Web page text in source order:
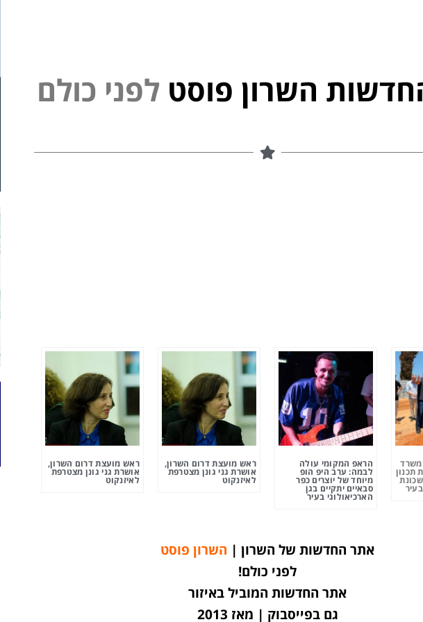
השרון פוסט לפני כולם
תכנון
הראפ המקומי עולה
לבמה: ערב היפ הופ
מיוחד של יוצרים כפר
סבאיים יתקיים בגן
הארכיאולוגי בעיר
ראש מועצת דרום השרון,
אושרת גני גונן מצטרפת
לאיזנקוט
ראש מועצת דרום השרון,
אושרת גני גונן מצטרפת
לאיזנקוט
אתר החדשות של השרון | השרון פוסט
לפני כולם!
אתר החדשות המוביל באיזור
גם בפייסבוק | מאז 2013